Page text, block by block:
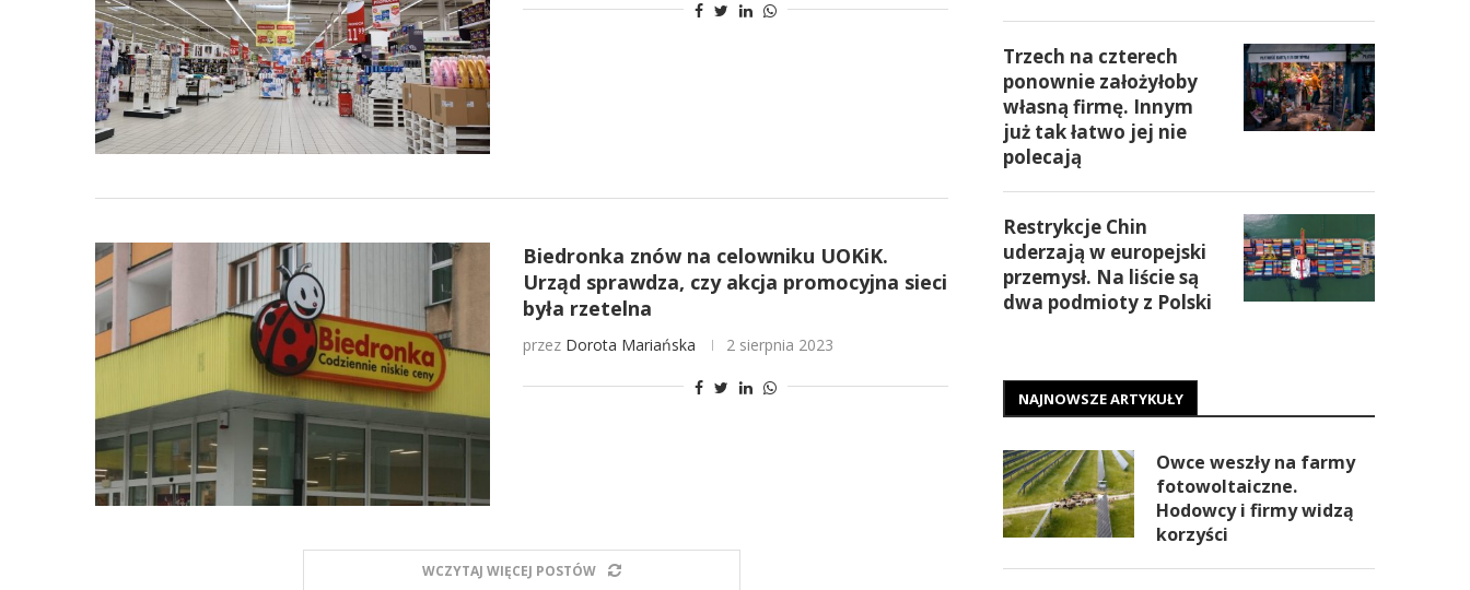
Biedronka znów na celowniku UOKiK.
Urząd sprawdza, czy akcja promocyjna sieci
była rzetelna
przez Dorota Mariańska 2 sierpnia 2023
WCZYTAJ WIĘCEJ POSTÓW
Trzech na czterech
ponownie założyłoby
własną firmę. Innym
już tak łatwo jej nie
polecają
Restrykcje Chin
uderzają w europejski
przemysł. Na liście są
dwa podmioty z Polski
NAJNOWSZE ARTYKUŁY
Owce weszły na farmy
fotowoltaiczne.
Hodowcy i firmy widzą
korzyści